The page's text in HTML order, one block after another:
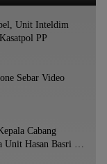
Unit Inteldim
PP
Sebar Video
Cabang
Unit Hasan Basri di
Hingga